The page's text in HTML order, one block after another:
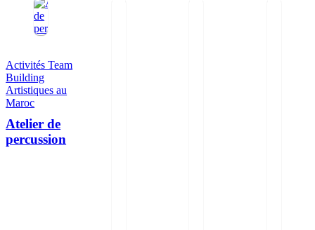
Activités Team
Building
Artistiques au
Maroc
Atelier de
percussion